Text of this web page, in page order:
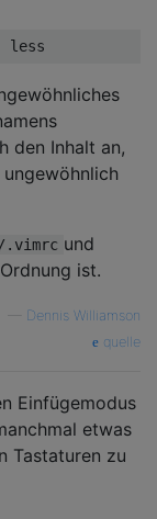
den Inhalt an,
.vimrc und
ist.
Dennis Williamson
quelle
Einfügemodus
etwas
Tastaturen zu